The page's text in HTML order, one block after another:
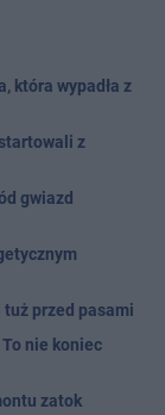
która wypadła z
z
gwiazd
tuż przed pasami
To nie koniec
zatok